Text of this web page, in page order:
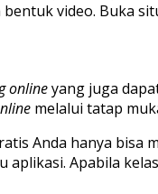
video. Buka
onlineyang juga
melalui tatap
Anda hanya bisa
aplikasi. Apabila